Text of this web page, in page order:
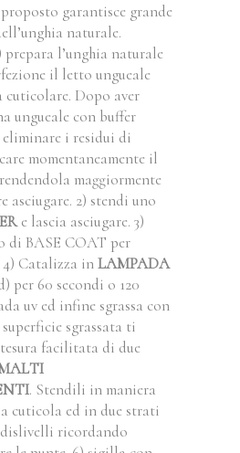
garantisce grande
naturale.
prepara l’unghia naturale
il letto ungueale
cuticolare. Dopo aver
ungueale con buffer
eliminare i residui di
momentaneamente il
maggiormente
asciugare. 2) stendi uno
e lascia asciugare. 3)
di BASE COAT per
4) Catalizza inLAMPADA
per 60 secondi o 120
uv ed infine sgrassa con
sgrassata ti
facilitata di due
. Stendili in maniera
cuticola ed in due strati
dislivelli ricordando